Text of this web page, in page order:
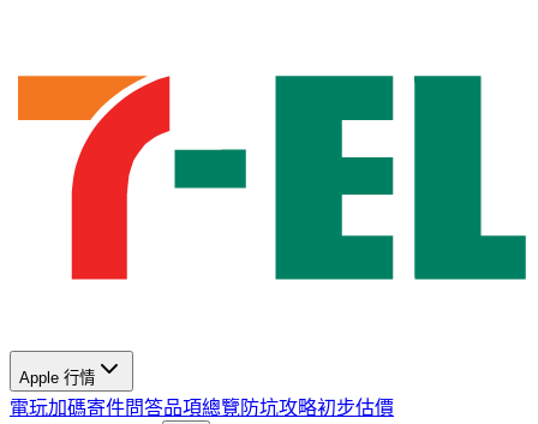
Apple 行情
電玩加碼寄件問答品項總覽防坑攻略初步估價